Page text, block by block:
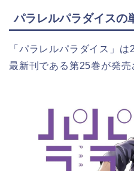
パラレルパラダイスの
「パラレルパラダイス」
最新刊である第25巻が発売